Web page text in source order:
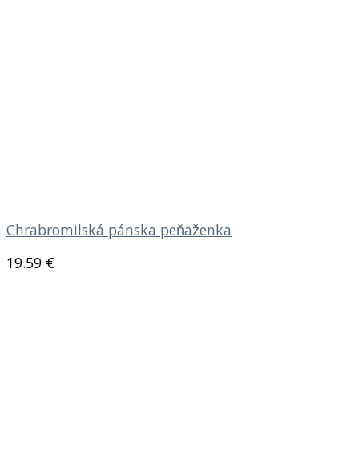
Chrabromilská pánska peňaženka
19.59 €